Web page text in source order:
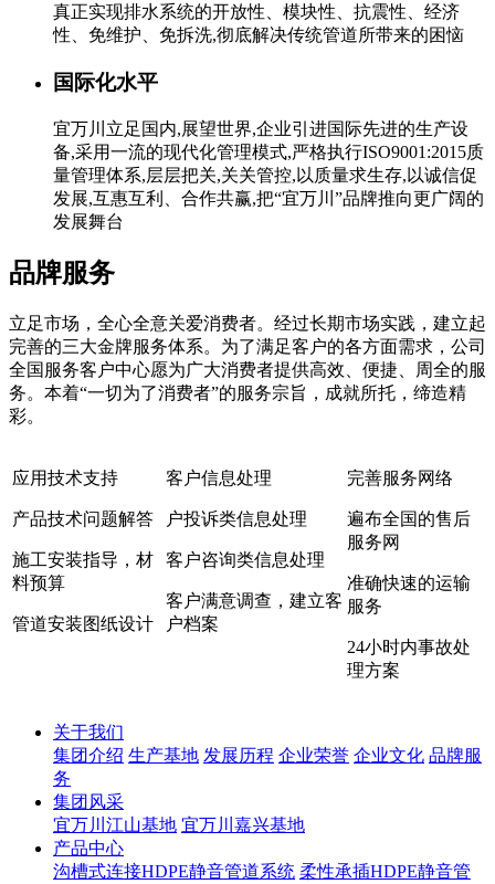
真正实现排水系统的开放性、模块性、抗震性、经济
性、免维护、免拆洗,彻底解决传统管道所带来的困恼
国际化水平
宜万川立足国内,展望世界,企业引进国际先进的生产设
备,采用一流的现代化管理模式,严格执行ISO9001:2015质
量管理体系,层层把关,关关管控,以质量求生存,以诚信促
发展,互惠互利、合作共赢,把“宜万川”品牌推向更广阔的
发展舞台
品牌服务
立足市场，全心全意关爱消费者。经过长期市场实践，建立起
完善的三大金牌服务体系。为了满足客户的各方面需求，公司
全国服务客户中心愿为广大消费者提供高效、便捷、周全的服
务。本着“一切为了消费者”的服务宗旨，成就所托，缔造精
彩。
应用技术支持
产品技术问题解答
施工安装指导，材
料预算
管道安装图纸设计
客户信息处理
户投诉类信息处理
客户咨询类信息处理
客户满意调查，建立客
户档案
完善服务网络
遍布全国的售后
服务网
准确快速的运输
服务
24小时内事故处
理方案
关于我们
集团介绍 生产基地 发展历程 企业荣誉 企业文化 品牌服
务
集团风采
宜万川江山基地 宜万川嘉兴基地
产品中心
沟槽式连接HDPE静音管道系统 柔性承插HDPE静音管